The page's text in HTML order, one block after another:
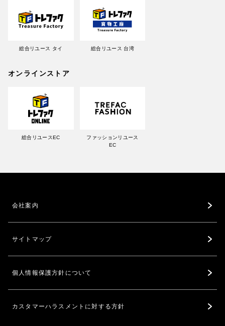
総合リユース タイ 総合リユース 台湾
オンラインストア
総合リユースEC
ファッションリユース
EC
会社案内
サイトマップ
個人情報保護方針について
カスタマーハラスメントに対する方針